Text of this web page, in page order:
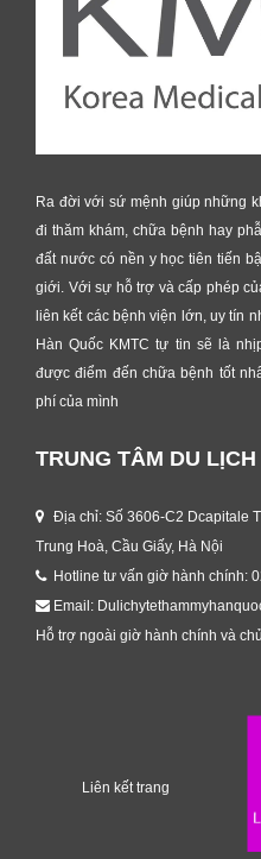
Ra đời với sứ mệnh giúp những
đi thăm khám, chữa bệnh hay
đất nước có nền y học tiên tiến
giới. Với sự hỗ trợ và cấp phép
liên kết các bệnh viện lớn, uy tín
Hàn Quốc KMTC tự tin sẽ là
được điểm đến chữa bệnh tốt
phí của mình
TRUNG TÂM DU
Địa chỉ: Số 3606-C2 Dcapitale
Trung Hoà, Cầu Giấy, Hà Nội
Hotline tư vấn giờ hành chính:
Email:
Hỗ trợ ngoài giờ hành chính và
Liên kết trang